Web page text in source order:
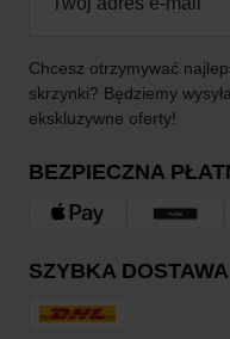
Chcesz otrzymywać
skrzynki? Będziemy
ekskluzywne oferty!
BEZPIECZNA
SZYBKA DOSTAWA